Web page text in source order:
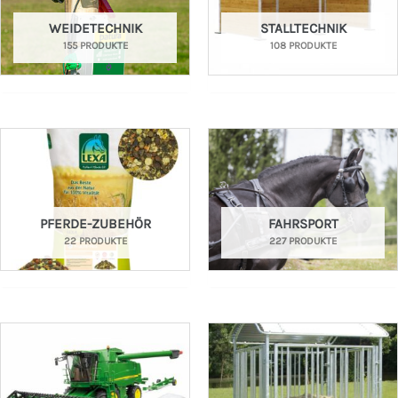
WEIDETECHNIK
155 PRODUKTE
STALLTECHNIK
108 PRODUKTE
PFERDE-ZUBEHÖR
22 PRODUKTE
FAHRSPORT
227 PRODUKTE